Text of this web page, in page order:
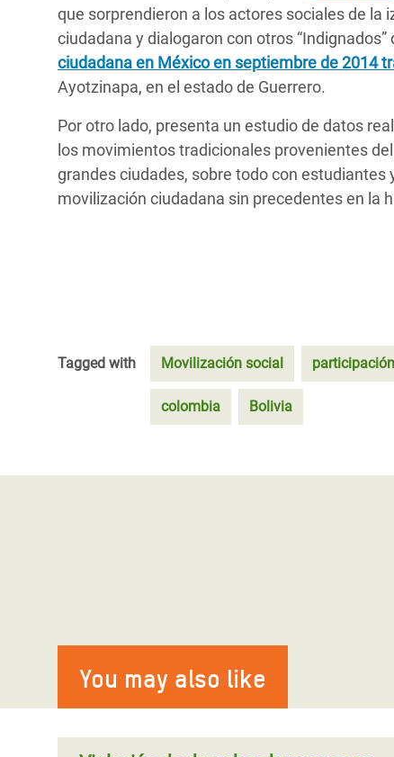
que sorprendieron a los actores sociales de la
ciudadana y dialogaron con otros
ciudadana en México en septiembre de 2014
Ayotzinapa, en el estado de Guerrero.
Por otro lado, presenta un estudio de datos
los movimientos tradicionales provenientes
grandes ciudades, sobre todo con
movilización ciudadana sin precedentes en la
Tagged with Movilización social participación
colombia Bolivia
You may also like